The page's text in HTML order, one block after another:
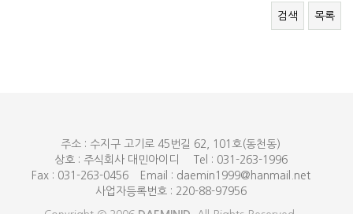
검색 목록
주소 : 수지구 고기로 45번길 62, 101호(동천동)
상호 : 주식회사 대민아이디
Tel : 031-263-1996
Fax : 031-263-0456
Email : daemin1999@hanmail.net
사업자등록번호 : 220-88-97956